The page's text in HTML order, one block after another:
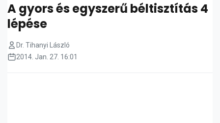
A gyors és egyszerű béltisztítás 4
lépése
Dr. Tihanyi László
2014. Jan. 27. 16:01